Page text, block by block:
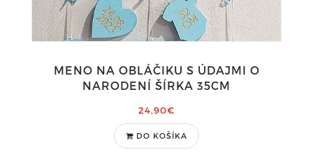
MENO NA OBLÁČIKU S ÚDAJMI O
NARODENÍ ŠÍRKA 35CM
24,90€
DO KOŠÍKA